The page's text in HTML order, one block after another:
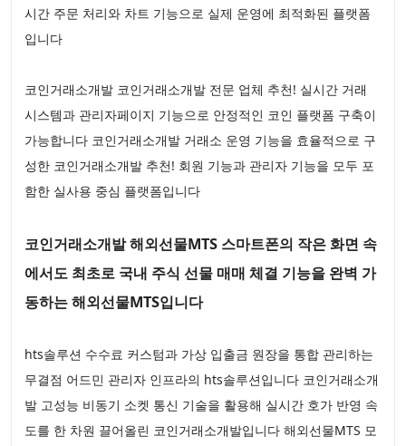
시간 주문 처리와 차트 기능으로 실제 운영에 최적화된 플랫폼
입니다
코인거래소개발 코인거래소개발 전문 업체 추천! 실시간 거래
시스템과 관리자페이지 기능으로 안정적인 코인 플랫폼 구축이
가능합니다 코인거래소개발 거래소 운영 기능을 효율적으로 구
성한 코인거래소개발 추천! 회원 기능과 관리자 기능을 모두 포
함한 실사용 중심 플랫폼입니다
코인거래소개발 해외선물MTS 스마트폰의 작은 화면 속
에서도 최초로 국내 주식 선물 매매 체결 기능을 완벽 가
동하는 해외선물MTS입니다
hts솔루션 수수료 커스텀과 가상 입출금 원장을 통합 관리하는
무결점 어드민 관리자 인프라의 hts솔루션입니다 코인거래소개
발 고성능 비동기 소켓 통신 기술을 활용해 실시간 호가 반영 속
도를 한 차원 끌어올린 코인거래소개발입니다 해외선물MTS 모